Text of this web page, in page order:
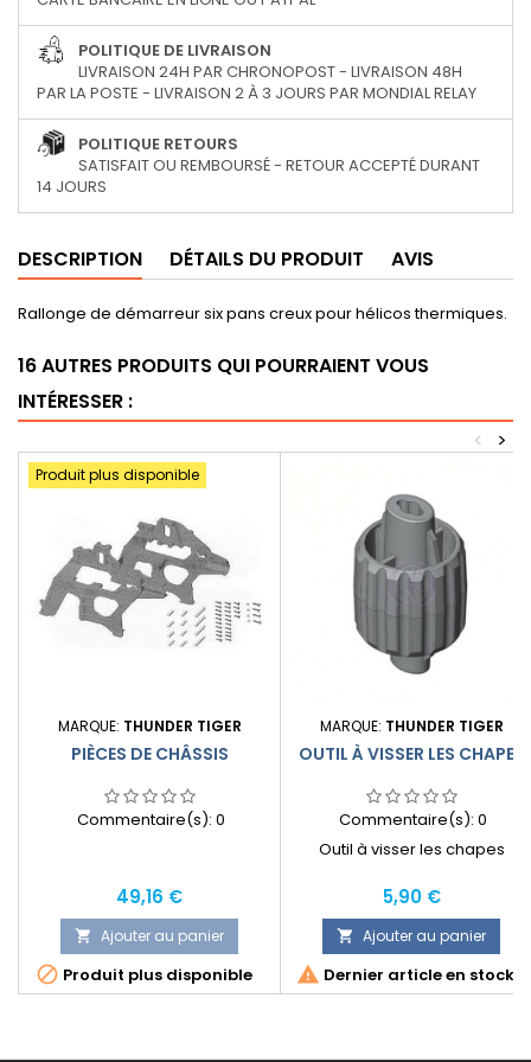
POLITIQUE DE LIVRAISON
LIVRAISON 24H PAR CHRONOPOST - LIVRAISON 48H
PAR LA POSTE - LIVRAISON 2 À 3 JOURS PAR MONDIAL RELAY
POLITIQUE RETOURS
SATISFAIT OU REMBOURSÉ - RETOUR ACCEPTÉ DURANT
14 JOURS
DESCRIPTION DÉTAILS DU PRODUIT AVIS
Rallonge de démarreur six pans creux pour hélicos thermiques.
16 AUTRES PRODUITS QUI POURRAIENT VOUS
INTÉRESSER :
>
<
Produit plus disponible
MARQUE: THUNDER TIGER
PIÈCES DE CHÂSSIS
Commentaire(s): 0
Prix
49,16 €
 Ajouter au panier
 Produit plus disponible
MARQUE: THUNDER TIGER
OUTIL À VISSER LES CHAPES
Commentaire(s): 0
Outil à visser les chapes
Prix
5,90 €
 Ajouter au panier
 Dernier article en stock